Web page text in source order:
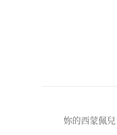
妳的西蒙佩兒